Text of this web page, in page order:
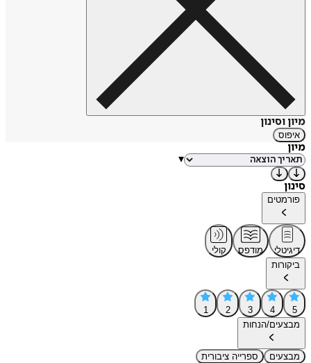
מיון וסינון
איפוס
מיון
▾
סינון
פורמטים
דיגיטלי מודפס
קולי
ביקורות
5
4
3
2
1
מבצעים/הנחות
מבצעים
ספרייה ציבורית